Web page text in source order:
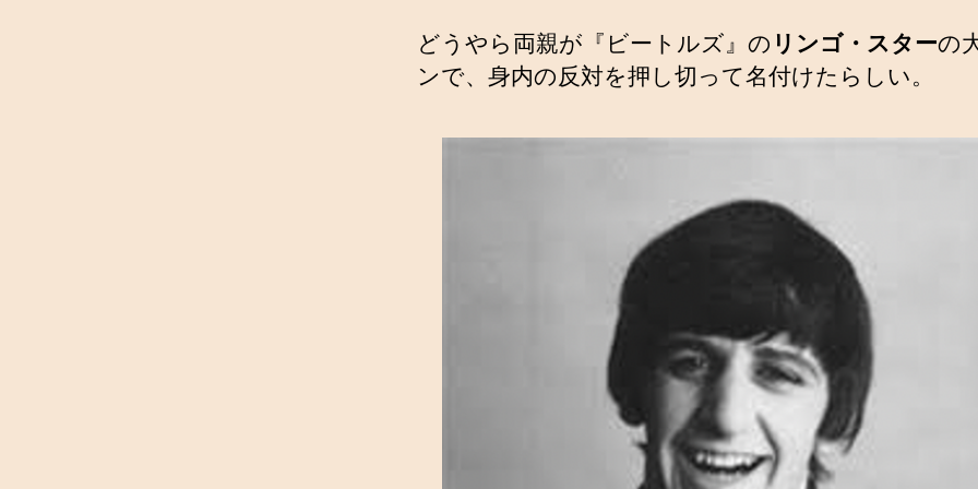
どうやら両親が『ビートルズ』の リンゴ・スターの
ンで、身内の反対を押し切って名付けたらしい。